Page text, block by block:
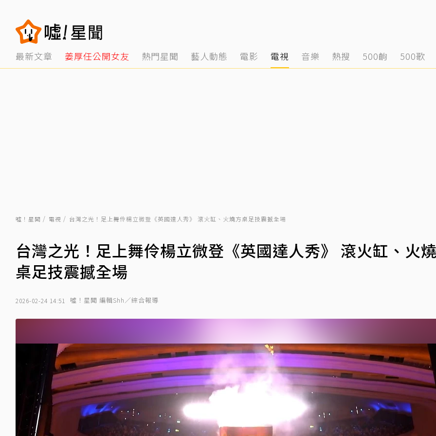
最新文章 姜厚任公開女友 熱門星聞 藝人動態 電影 電視 音樂 熱搜 500齣 500歌
噓！星聞 電視 台灣之光！足上舞伶楊立微登《英國達人秀》 滾火缸、火燒方桌足技震撼全場
台灣之光！足上舞伶楊立微登《英國達人秀》 滾火缸、火
桌足技震撼全場
2026-02-24 14:51 噓！星聞 編輯Shh／綜合報導